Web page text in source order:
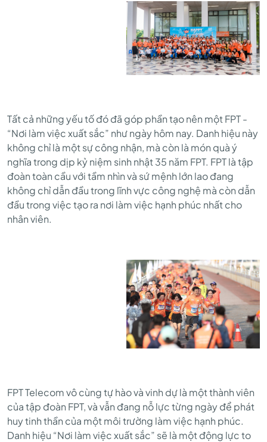
Tất cả những yếu tố đó đã góp phần tạo nên một FPT -
“Nơi làm việc xuất sắc” như ngày hôm nay. Danh hiệu này
không chỉ là một sự công nhận, mà còn là món quà ý
nghĩa trong dịp kỷ niệm sinh nhật 35 năm FPT. FPT là tập
đoàn toàn cầu với tầm nhìn và sứ mệnh lớn lao đang
không chỉ dẫn đầu trong lĩnh vực công nghệ mà còn dẫn
đầu trong việc tạo ra nơi làm việc hạnh phúc nhất cho
nhân viên.
FPT Telecom vô cùng tự hào và vinh dự là một thành viên
của tập đoàn FPT, và vẫn đang nỗ lực từng ngày để phát
huy tinh thần của một môi trường làm việc hạnh phúc.
Danh hiệu “Nơi làm việc xuất sắc” sẽ là một động lực to